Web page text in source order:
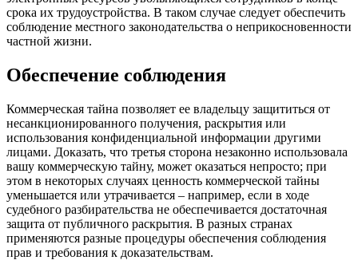
срока их трудоустройства. В таком случае следует обеспечить
соблюдение местного законодательства о неприкосновенности
частной жизни.
Обеспечение соблюдения
Коммерческая тайна позволяет ее владельцу защититься от
несанкционированного получения, раскрытия или
использования конфиденциальной информации другими
лицами. Доказать, что третья сторона незаконно использовала
вашу коммерческую тайну, может оказаться непросто; при
этом в некоторых случаях ценность коммерческой тайны
уменьшается или утрачивается – например, если в ходе
судебного разбирательства не обеспечивается достаточная
защита от публичного раскрытия. В разных странах
применяются разные процедуры обеспечения соблюдения
прав и требования к доказательствам.